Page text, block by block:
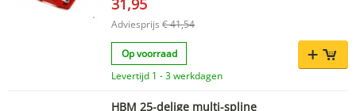
Adviesprijs € 41,54
Op voorraad
Levertijd 1 - 3 werkdagen
HBM 25-delige multi-spline